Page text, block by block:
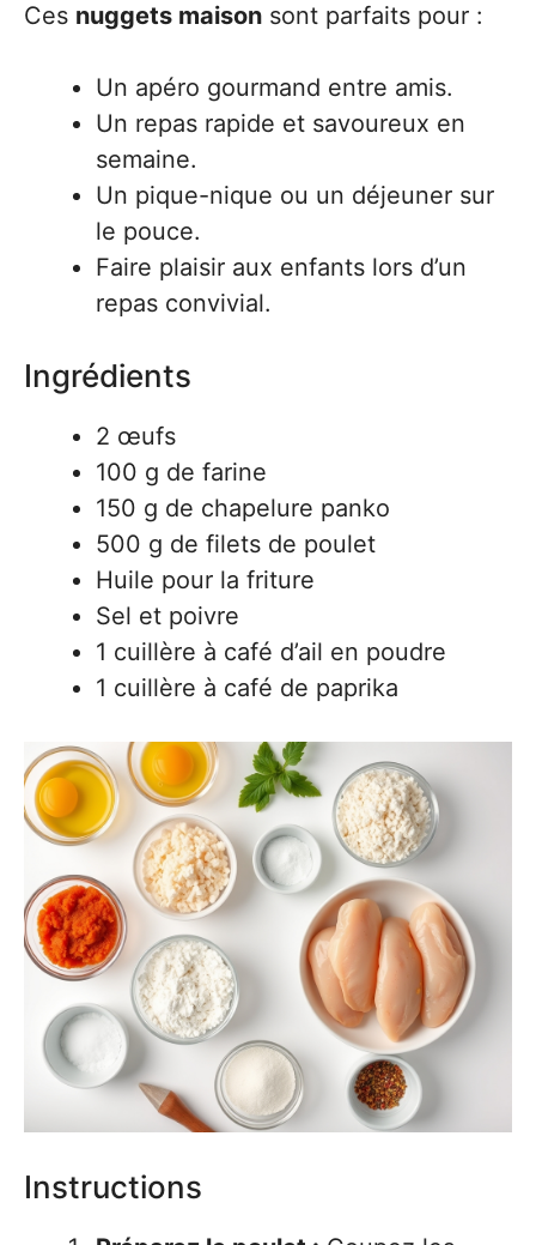
Ces nuggets maison sont parfaits pour :
Un apéro gourmand entre amis.
Un repas rapide et savoureux en
semaine.
Un pique-nique ou un déjeuner sur
le pouce.
Faire plaisir aux enfants lors d’un
repas convivial.
Ingrédients
2 œufs
100 g de farine
150 g de chapelure panko
500 g de filets de poulet
Huile pour la friture
Sel et poivre
1 cuillère à café d’ail en poudre
1 cuillère à café de paprika
Instructions